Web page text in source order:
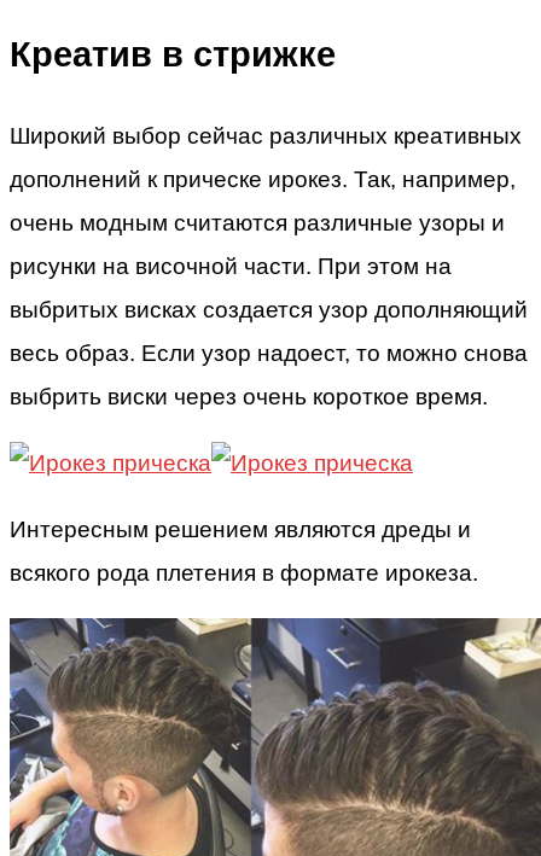
Креатив в стрижке
Широкий выбор сейчас различных креативных
дополнений к прическе ирокез. Так, например,
очень модным считаются различные узоры и
рисунки на височной части. При этом на
выбритых висках создается узор дополняющий
весь образ. Если узор надоест, то можно снова
выбрить виски через очень короткое время.
Интересным решением являются дреды и
всякого рода плетения в формате ирокеза.